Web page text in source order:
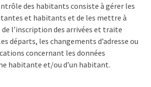
des habitants consiste à gérer les
et habitants et de les mettre à
de l’inscription des arrivées et traite
départs, les changements d’adresse ou
concernant les données
habitante et/ou d’un habitant.